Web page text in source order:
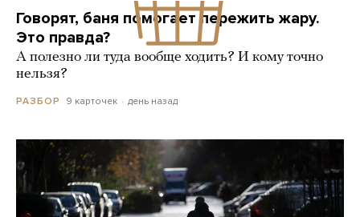
Говорят, баня помогает пережить жару.
Это правда?
А полезно ли туда вообще ходить? И кому точно
нельзя?
РАЗБОР 9 карточек день назад